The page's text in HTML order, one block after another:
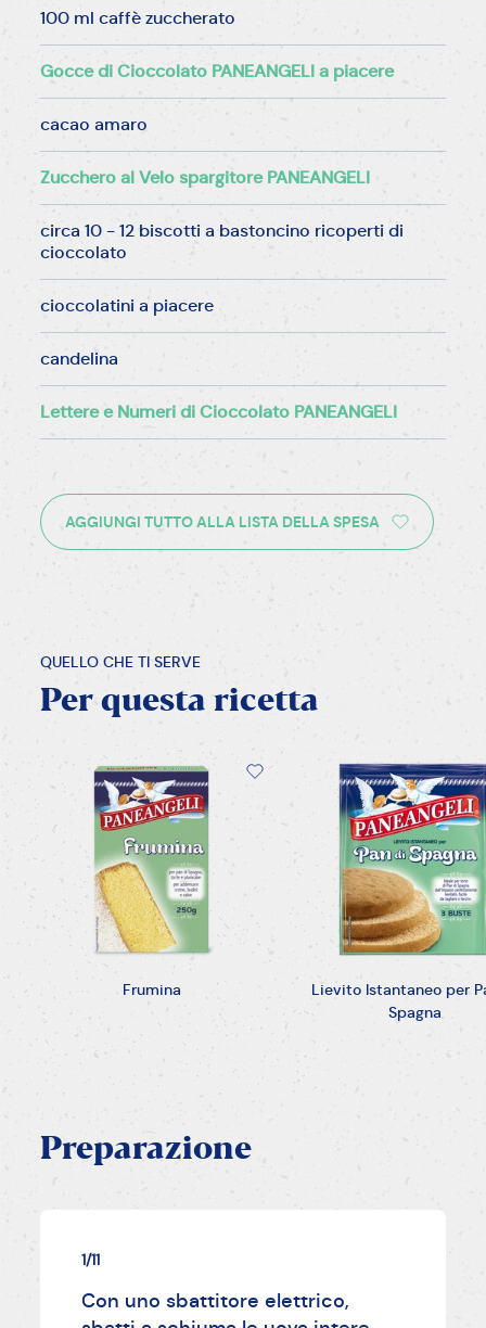
100 ml caffè zuccherato
Gocce di Cioccolato PANEANGELI a piacere
cacao amaro
Zucchero al Velo spargitore PANEANGELI
circa 10 - 12 biscotti a bastoncino ricoperti di
cioccolato
cioccolatini a piacere
candelina
Lettere e Numeri di Cioccolato PANEANGELI
AGGIUNGI TUTTO ALLA LISTA DELLA SPESA
QUELLO CHE TI SERVE
Per questa ricetta
Frumina
Lievito Istantaneo per
Spagna
Preparazione
1/11
Con uno sbattitore elettrico,